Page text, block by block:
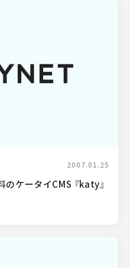
2007.01.25
のケータイCMS 『katy』